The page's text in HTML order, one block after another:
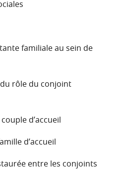
familiale au sein de
rôle du conjoint
d’accueil
d’accueil
entre les conjoints